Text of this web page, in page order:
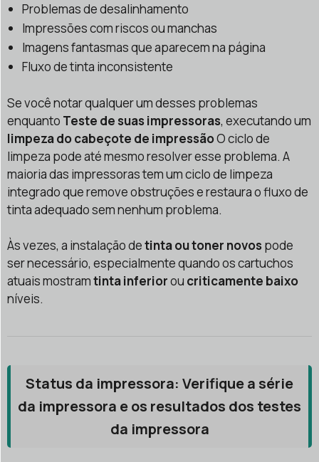
Problemas de desalinhamento
Impressões com riscos ou manchas
Imagens fantasmas que aparecem na página
Fluxo de tinta inconsistente
Se você notar qualquer um desses problemas
enquanto Teste de suas impressoras, executando um
limpeza do cabeçote de impressãoO ciclo de
limpeza pode até mesmo resolver esse problema. A
maioria das impressoras tem um ciclo de limpeza
integrado que remove obstruções e restaura o fluxo de
tinta adequado sem nenhum problema.
Às vezes, a instalação detinta ou toner novos pode
ser necessário, especialmente quando os cartuchos
atuais mostramtinta inferiorou criticamente baixo
níveis.
Status da impressora: Verifique a série
da impressora e os resultados dos testes
da impressora